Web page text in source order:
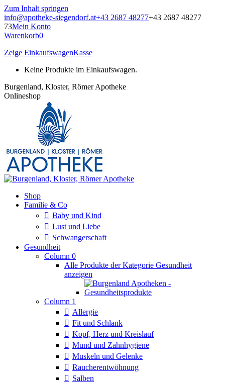
Zum Inhalt springen
info@apotheke-siegendorf.at+43 2687 48277+43 2687 48277
73Mein Konto
Warenkorb0
Zeige EinkaufswagenKasse
Keine Produkte im Einkaufswagen.
Burgenland, Kloster, Römer Apotheke
Onlineshop
Shop
Familie & Co
Baby und Kind
Lust und Liebe
Schwangerschaft
Gesundheit
Column 0
Alle Produkte der Kategorie Gesundheit
anzeigen
Column 1
Allergie
Fit und Schlank
Kopf, Herz und Kreislauf
Mund und Zahnhygiene
Muskeln und Gelenke
Raucherentwöhnung
Salben